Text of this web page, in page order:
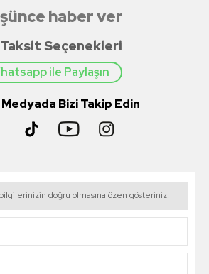
haber ver
Taksit Seçenekleri
ile Paylaşın
Bizi Takip Edin
doğru olmasına özen gösteriniz.